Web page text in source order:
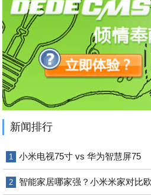
新闻排行
1 小米电视75寸 vs 华为智慧屏75
2 智能家居哪家强？小米米家对比欧